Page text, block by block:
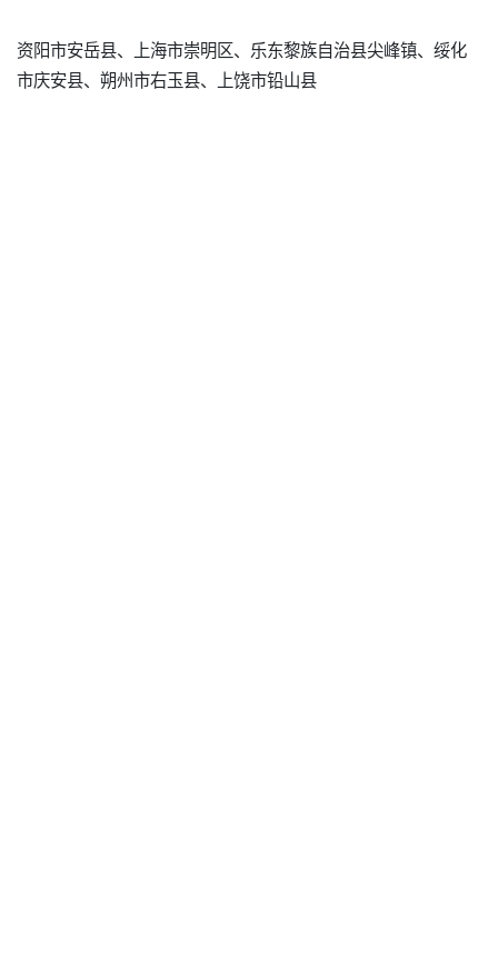
资阳市安岳县、上海市崇明区、乐东黎族自治县尖峰镇、绥化
市庆安县、朔州市右玉县、上饶市铅山县